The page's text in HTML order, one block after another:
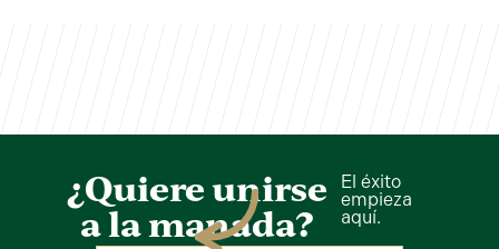
¿Quiere unirse
a la manada?
El éxito
empieza
aquí.